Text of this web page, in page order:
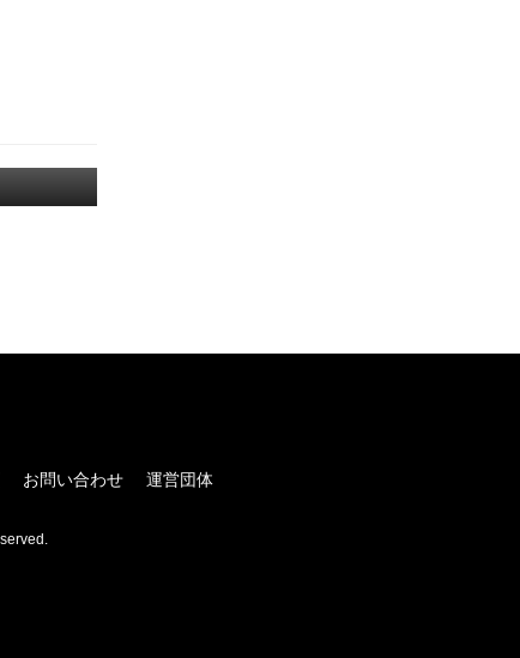
お問い合わせ 運営団体